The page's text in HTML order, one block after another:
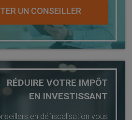
UN CONSEILLER
RÉDUIRE VOTRE IMPÔT
EN INVESTISSANT
en défiscalisation vous